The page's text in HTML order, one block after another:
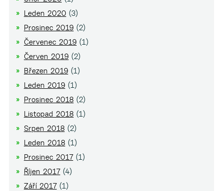
Leden 2020(3)
Prosinec 2019(2)
Červenec 2019(1)
Červen 2019(2)
Březen 2019(1)
Leden 2019(1)
Prosinec 2018(2)
Listopad 2018(1)
Srpen 2018(2)
Leden 2018(1)
Prosinec 2017(1)
Říjen 2017(4)
Září 2017(1)